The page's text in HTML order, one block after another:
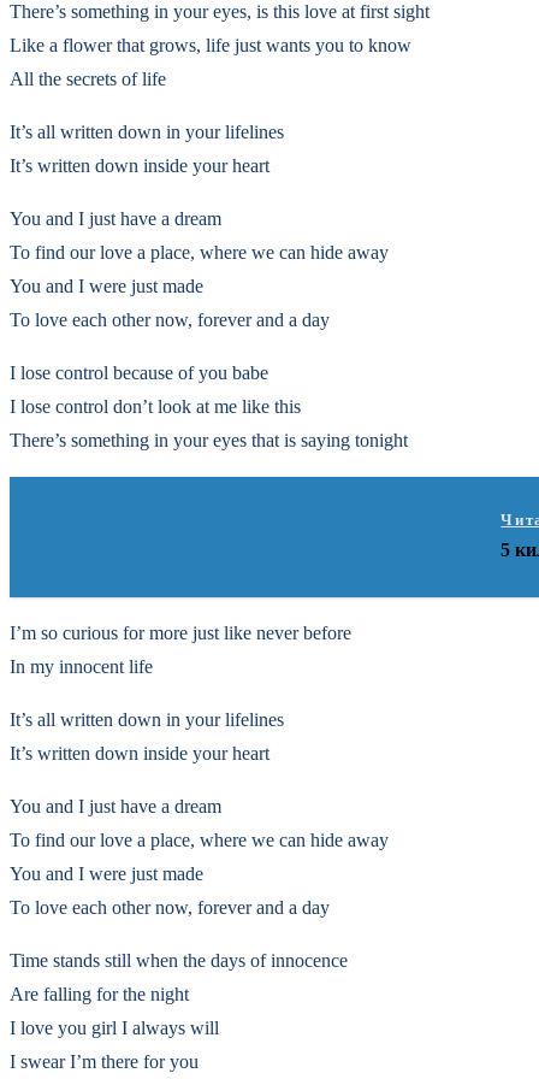
There’s something in your eyes, is this love at first sight
Like a flower that grows, life just wants you to know
All the secrets of life
It’s all written down in your lifelines
It’s written down inside your heart
You and I just have a dream
To find our love a place, where we can hide away
You and I were just made
To love each other now, forever and a day
I lose control because of you babe
I lose control don’t look at me like this
There’s something in your eyes that is saying tonight
5
I’m so curious for more just like never before
In my innocent life
It’s all written down in your lifelines
It’s written down inside your heart
You and I just have a dream
To find our love a place, where we can hide away
You and I were just made
To love each other now, forever and a day
Time stands still when the days of innocence
Are falling for the night
I love you girl I always will
I swear I’m there for you